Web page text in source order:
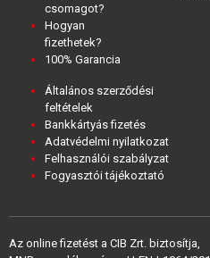
csomagot?
Hogyan
fizethetek?
100% Garancia
Általános szerződési
feltételek
Bankkártyás fizetés
Adatvédelmi nyilatkozat
Felhasználói szabályzat
Fogyasztói tájékoztató
Az online fizetést a CIB Zrt. biztosítja,